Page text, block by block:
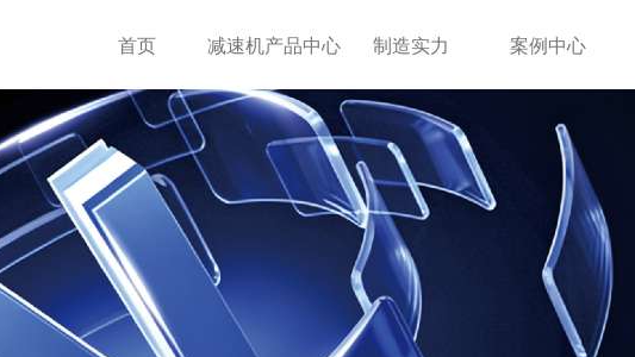
首页
减速机产品中心 制造实力 案例中心